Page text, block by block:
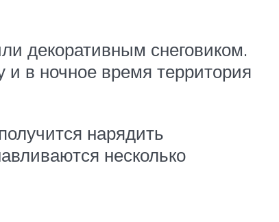
декоративным снеговиком.
в ночное время территория
нарядить
несколько